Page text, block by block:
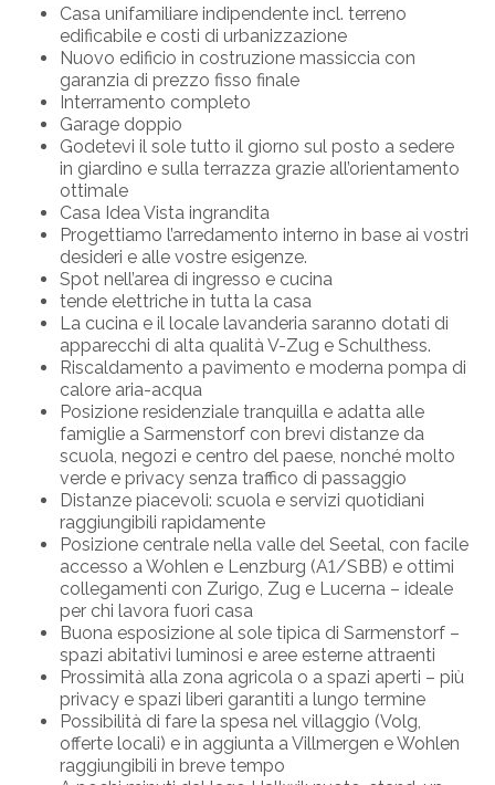
Casa unifamiliare indipendente incl. terreno
edificabile e costi di urbanizzazione
Nuovo edificio in costruzione massiccia con
garanzia di prezzo fisso finale
Interramento completo
Garage doppio
Godetevi il sole tutto il giorno sul posto a sedere
in giardino e sulla terrazza grazie all’orientamento
ottimale
Casa Idea Vista ingrandita
Progettiamo l’arredamento interno in base ai vostri
desideri e alle vostre esigenze.
Spot nell’area di ingresso e cucina
tende elettriche in tutta la casa
La cucina e il locale lavanderia saranno dotati di
apparecchi di alta qualità V-Zug e Schulthess.
Riscaldamento a pavimento e moderna pompa di
calore aria-acqua
Posizione residenziale tranquilla e adatta alle
famiglie a Sarmenstorf con brevi distanze da
scuola, negozi e centro del paese, nonché molto
verde e privacy senza traffico di passaggio
Distanze piacevoli: scuola e servizi quotidiani
raggiungibili rapidamente
Posizione centrale nella valle del Seetal, con facile
accesso a Wohlen e Lenzburg (A1/SBB) e ottimi
collegamenti con Zurigo, Zug e Lucerna – ideale
per chi lavora fuori casa
Buona esposizione al sole tipica di Sarmenstorf –
spazi abitativi luminosi e aree esterne attraenti
Prossimità alla zona agricola o a spazi aperti – più
privacy e spazi liberi garantiti a lungo termine
Possibilità di fare la spesa nel villaggio (Volg,
offerte locali) e in aggiunta a Villmergen e Wohlen
raggiungibili in breve tempo